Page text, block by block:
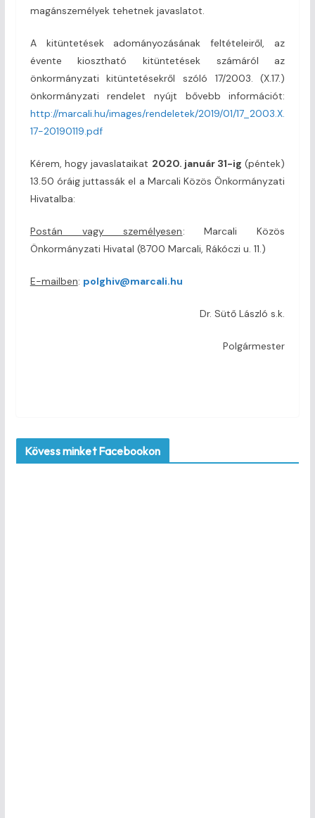
magánszemélyek tehetnek javaslatot.
A kitüntetések adományozásának feltételeiről, az
évente kiosztható kitüntetések számáról az
önkormányzati kitüntetésekről szóló 17/2003. (X.17.)
önkormányzati rendelet nyújt bővebb információt:
http://marcali.hu/images/rendeletek/2019/01/17_2003.X.
17-20190119.pdf
Kérem, hogy javaslataikat 2020. január 31-ig (péntek)
13.50 óráig juttassák el a Marcali Közös Önkormányzati
Hivatalba:
Postán vagy személyesen: Marcali Közös
Önkormányzati Hivatal (8700 Marcali, Rákóczi u. 11.)
E-mailben: polghiv@marcali.hu
Dr. Sütő László s.k.
Polgármester
Kövess minket Facebookon